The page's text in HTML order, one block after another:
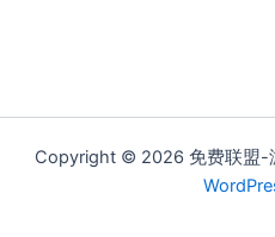
Copyright © 2026 免费联盟-